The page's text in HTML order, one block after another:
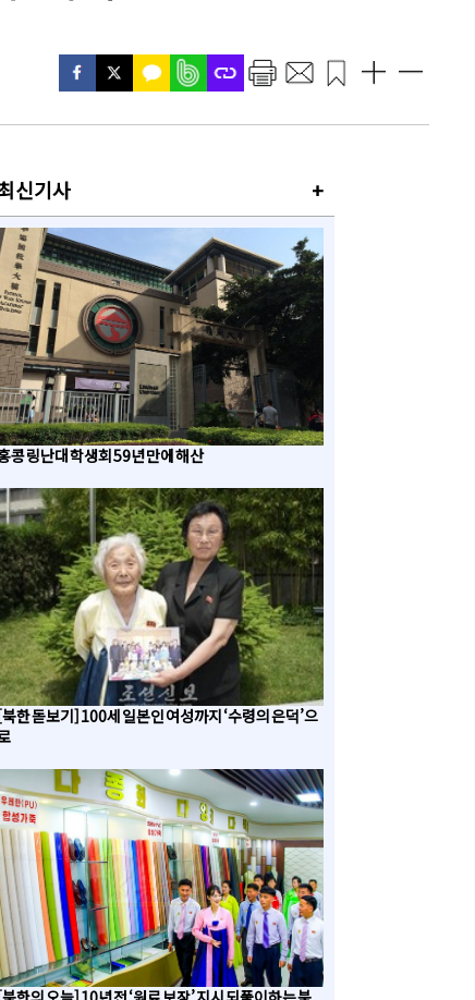
신기사 +
콩 링난대 학생회 59년 만에 해산
한 돋보기] 100세 일본인 여성까지 ‘수령의 은덕’으